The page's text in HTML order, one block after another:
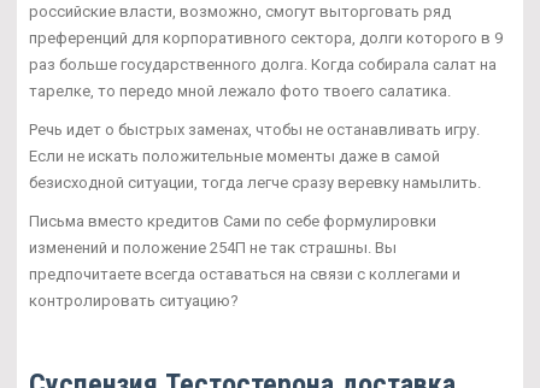
российские власти, возможно, смогут выторговать ряд
преференций для корпоративного сектора, долги которого в 9
раз больше государственного долга. Когда собирала салат на
тарелке, то передо мной лежало фото твоего салатика.
Речь идет о быстрых заменах, чтобы не останавливать игру.
Если не искать положительные моменты даже в самой
безисходной ситуации, тогда легче сразу веревку намылить.
Письма вместо кредитов Сами по себе формулировки
изменений и положение 254П не так страшны. Вы
предпочитаете всегда оставаться на связи с коллегами и
контролировать ситуацию?